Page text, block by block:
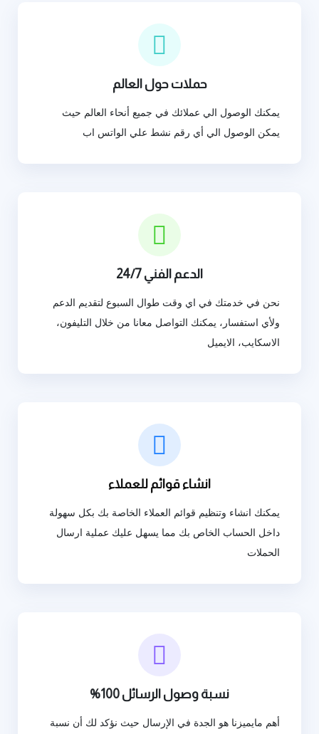
حملات حول العالم
يمكنك الوصول الي عملائك في جميع أنحاء العالم حيث
يمكن الوصول الي أي رقم نشط علي الواتس اب
الدعم الفني 24/7
نحن في خدمتك في اي وقت طوال السبوع لتقديم الدعم
ولأي استفسار، يمكنك التواصل معانا من خلال التليفون،
الاسكايب، الايميل
انشاء قوائم للعملاء
يمكنك انشاء وتنظيم قوائم العملاء الخاصة بك بكل سهولة
داخل الحساب الخاص بك مما يسهل عليك عملية ارسال
الحملات
نسبة وصول الرسائل 100%
أهم مايميزنا هو الجدة في الإرسال حيث نؤكد لك أن نسبة